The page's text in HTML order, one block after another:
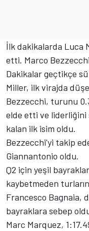
İlk dakikalarda Luca
etti. Marco
Dakikalar geçtikçe
Miller, ilk virajda
Bezzecchi, turunu
elde etti ve
kalan ilk isim oldu.
Bezzecchi'yi takip
Giannantonio oldu.
Q2 için yeşil
kaybetmeden
Francesco Bagnaia,
bayraklara sebep
Marc Marquez,